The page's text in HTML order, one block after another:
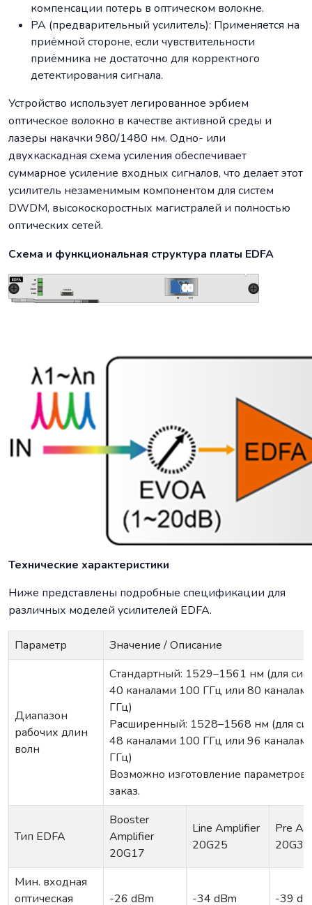
компенсации потерь в оптическом волокне.
PA (предварительный усилитель): Применяется на
приёмной стороне, если чувствительности
приёмника не достаточно для корректного
детектирования сигнала.
Устройство использует легированное эрбием
оптическое волокно в качестве активной среды и
лазеры накачки 980/1480 нм. Одно- или
двухкаскадная схема усиления обеспечивает
суммарное усиление входных сигналов, что делает этот
усилитель незаменимым компонентом для систем
DWDM, высокоскоростных магистралей и полностью
оптических сетей.
Схема и функциональная структура платы EDFA
Технические характеристики
Ниже представлены подробные спецификации для
различных моделей усилителей EDFA.
Параметр Значение / Описание
Диапазон
рабочих длин
волн
Стандартный: 1529–1561 нм (для
40 каналами 100 ГГц или 80
ГГц)
Расширенный: 1528–1568 нм (для
48 каналами 100 ГГц или 96
ГГц)
Возможно изготовление параметров
заказ.
Тип EDFA
Booster
Amplifier
20G17
Line Amplifier
20G25
Pre
20G30
Мин. входная
оптическая
-26 dBm -34 dBm -39